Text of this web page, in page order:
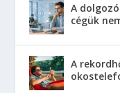
A
cégük
A